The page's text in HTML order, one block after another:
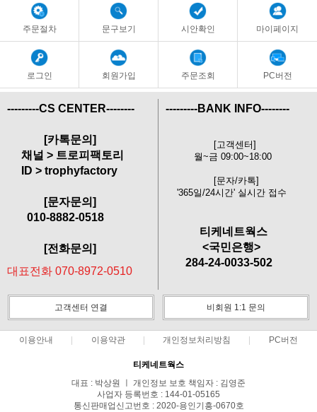
주문절차 문구보기 시안확인 마이페이지
로그인 회원가입 주문조회 PC버전
---------CS CENTER--------
[카톡문의]
채널 > 트로피팩토리
ID > trophyfactory
[문자문의]
010-8882-0518
[전화문의]
대표전화 070-8972-0510
---------BANK INFO--------
[고객센터]
월~금 09:00~18:00
[문자/카톡]
'365일/24시간' 실시간 접수
티케네트웍스
<국민은행>
284-24-0033-502
고객센터 연결 비회원 1:1 문의
이용안내 이용약관 개인정보처리방침 PC버전
티케네트웍스
대표 : 박상원 ㅣ 개인정보 보호 책임자 : 김영준
사업자 등록번호 : 144-01-05165
통신판매업신고번호 : 2020-용인기흥-0670호